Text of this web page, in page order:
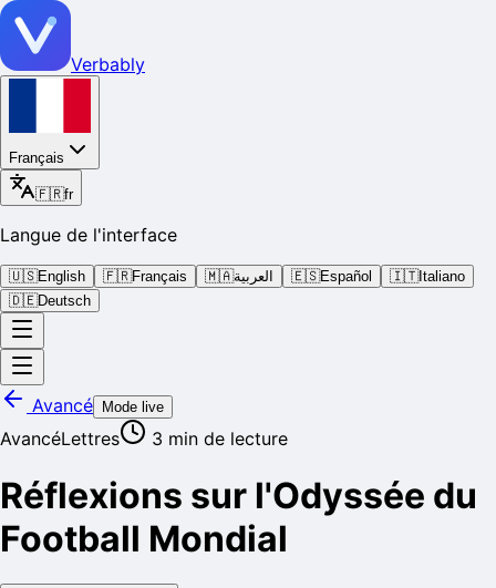
Verbably
Français
🇫🇷fr
Langue de l'interface
🇺🇸English 🇫🇷Français 🇲🇦العربية 🇪🇸Español 🇮🇹Italiano
🇩🇪Deutsch
Avancé Mode live
AvancéLettres 3 min de lecture
Réflexions sur l'Odyssée du
Football Mondial